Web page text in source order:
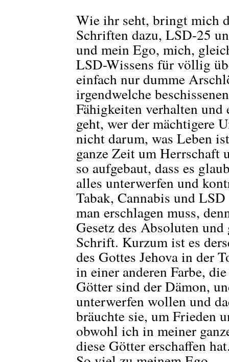
Wie ihr seht, bringt mich
Schriften dazu, LSD-25
und mein Ego, mich,
LSD-Wissens für völlig
einfach nur dumme
irgendwelche
Fähigkeiten verhalten
geht, wer der mächtigere
nicht darum, was Leben
ganze Zeit um Herrschaft
so aufgebaut, dass es
alles unterwerfen und
Tabak, Cannabis und
man erschlagen muss,
Gesetz des Absoluten
Schrift. Kurzum ist es
des Gottes Jehova in der
in einer anderen Farbe,
Götter sind der Dämon,
unterwerfen wollen und
bräuchte sie, um Frieden
obwohl ich in meiner
diese Götter erschaffen